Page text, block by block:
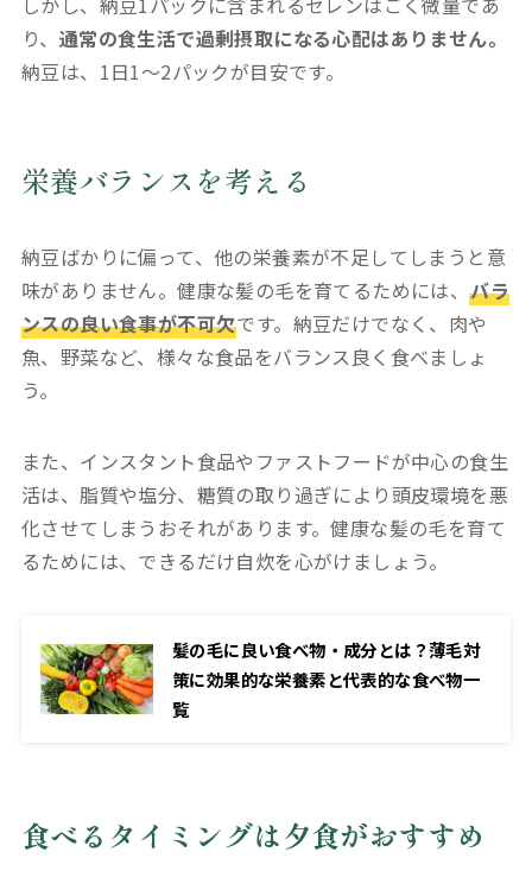
り、 通常の食生活で過剰摂取になる心配はありません。
納豆は、1日1〜2パックが目安です。
栄養バランスを考える
納豆ばかりに偏って、他の栄養素が不足してしまうと意
味がありません。健康な髪の毛を育てるためには、バラ
ンスの良い食事が不可欠です。納豆だけでなく、肉や
魚、野菜など、様々な食品をバランス良く食べましょ
う。
また、インスタント食品やファストフードが中心の食生
活は、脂質や塩分、糖質の取り過ぎにより頭皮環境を悪
化させてしまうおそれがあります。健康な髪の毛を育て
るためには、できるだけ自炊を心がけましょう。
髪の毛に良い食べ物・成分とは？薄毛対
策に効果的な栄養素と代表的な食べ物一
覧
食べるタイミングは夕食がおすすめ